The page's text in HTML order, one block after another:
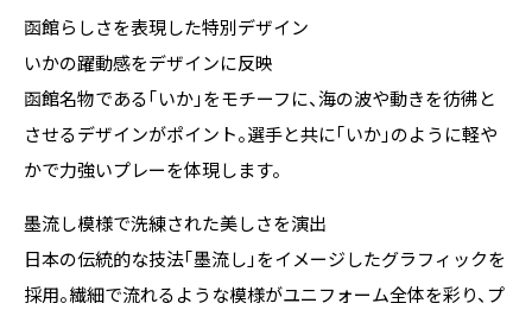
函館らしさを表現した特別デザイン
いかの躍動感をデザインに反映
函館名物である「いか」をモチーフに、海の波や動きを彷彿と
させるデザインがポイント。選手と共に「いか」のように軽や
かで力強いプレーを体現します。
墨流し模様で洗練された美しさを演出
日本の伝統的な技法「墨流し」をイメージしたグラフィックを
採用。繊細で流れるような模様がユニフォーム全体を彩り、プ